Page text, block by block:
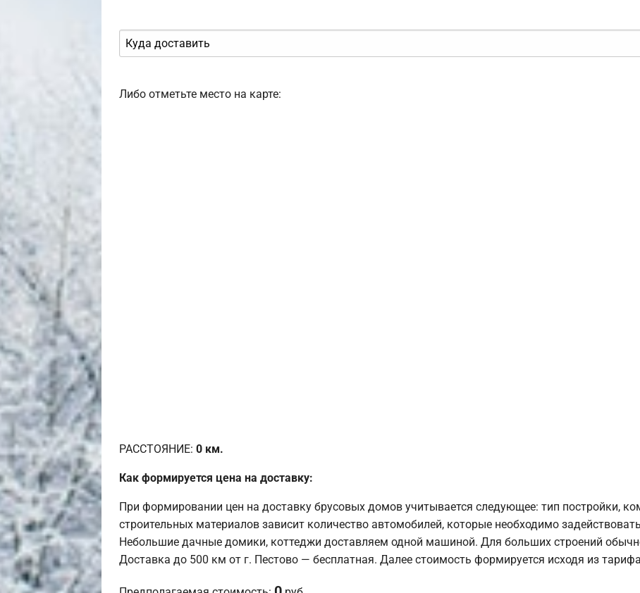
Либо отметьте место на карте:
РАССТОЯНИЕ: 0 км.
Как формируется цена на доставку:
При формировании цен на доставку брусовых домов учитывается следующее: тип постройки,
строительных материалов зависит количество автомобилей, которые необходимо
Небольшие дачные домики, коттеджи доставляем одной машиной. Для больших строений
Доставка до 500 км от г. Пестово — бесплатная. Далее стоимость формируется исходя из